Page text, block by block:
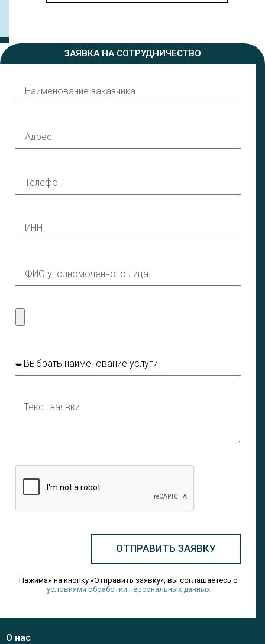
ЗАЯВКА НА СОТРУДНИЧЕСТВО
ОТПРАВИТЬ ЗАЯВКУ
Нажимая на кнопку «Отправить заявку», вы соглашаетесь с
условиями обработки персональных данных
О нас